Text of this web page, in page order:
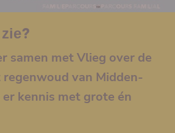
samen met Vlieg over de
regenwoud van Midden-
kennis met grote én